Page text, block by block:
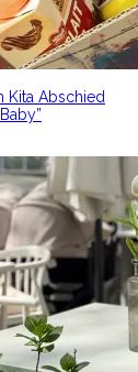
Kita Abschied